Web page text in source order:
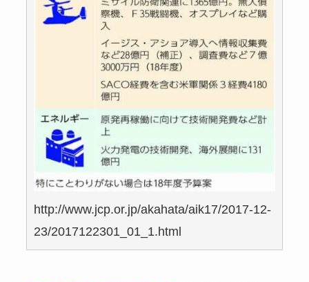
http://www.jcp.or.jp/akahata/aik17/2017-12-
23/2017122301_01_1.html